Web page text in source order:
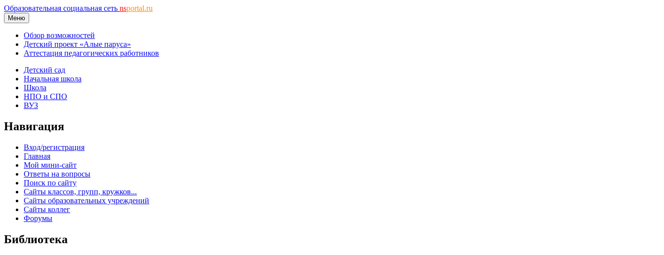
Образовательная социальная сеть nsportal.ru
Меню
Обзор возможностей
Детский проект «Алые паруса»
Аттестация педагогических работников
Детский сад
Начальная школа
Школа
НПО и СПО
ВУЗ
Навигация
Вход/регистрация
Главная
Мой мини-сайт
Ответы на вопросы
Поиск по сайту
Сайты классов, групп, кружков...
Сайты образовательных учреждений
Сайты коллег
Форумы
Библиотека